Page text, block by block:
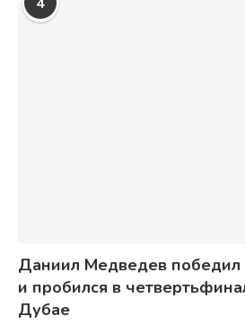
Даниил Медведев
и пробился в
Дубае